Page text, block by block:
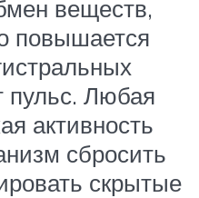
веществ,
повышается
пульс. Любая
активность
сбросить
скрытые